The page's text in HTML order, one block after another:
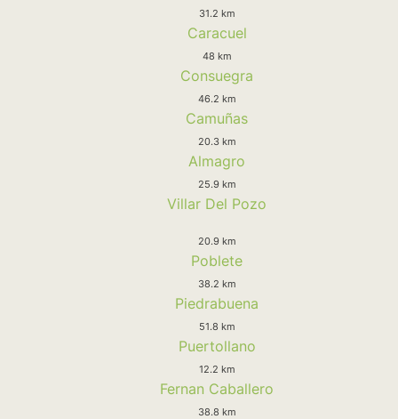
31.2 km
Caracuel
48 km
Consuegra
46.2 km
Camuñas
20.3 km
Almagro
25.9 km
Villar Del Pozo
20.9 km
Poblete
38.2 km
Piedrabuena
51.8 km
Puertollano
12.2 km
Fernan Caballero
38.8 km